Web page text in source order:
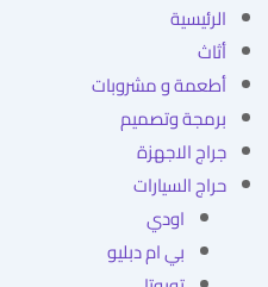
الرئيسية
أثاث
أطعمة و مشروبات
برمجة وتصميم
جراج الاجهزة
حراج السيارات
اودي
بي ام دبليو